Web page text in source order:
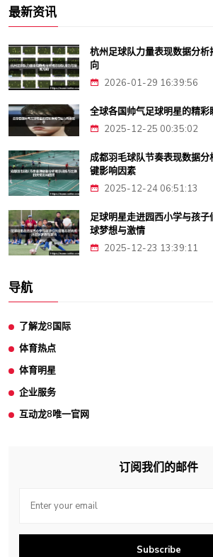
最新资讯
杭州足球队力量表现数据分
向
2026-01-29 16:39:56
全球各国帅气足球明星的精彩
2025-12-25 00:35:02
成都羽毛球队节奏表现数据
键影响因素
2025-12-24 06:51:13
足球明星走进园西小学与孩
球梦想与激情
2025-12-23 13:39:11
导航
了解龙8国际
体育热点
体育明星
企业服务
互动龙8唯一官网
订阅我们的邮件
Subscribe